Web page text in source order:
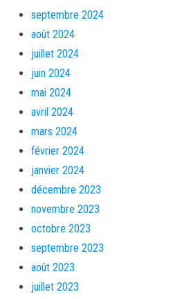
septembre 2024
août 2024
juillet 2024
juin 2024
mai 2024
avril 2024
mars 2024
février 2024
janvier 2024
décembre 2023
novembre 2023
octobre 2023
septembre 2023
août 2023
juillet 2023